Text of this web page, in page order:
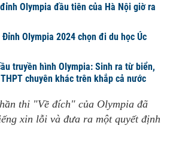
Olympia đầu tiên của Hà Nội giờ ra
Olympia 2024 chọn đi du học Úc
truyền hình Olympia: Sinh ra từ biển,
chuyên khác trên khắp cả nước
thi "Về đích" của Olympia đã
xin lỗi và đưa ra một quyết định